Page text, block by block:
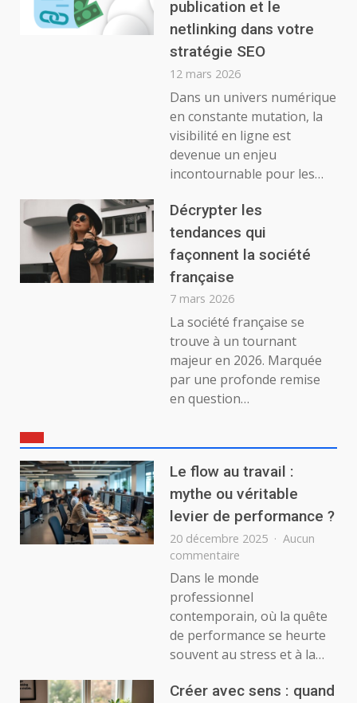
publication et le
netlinking dans votre
stratégie SEO
12 mars 2026
Dans un univers numérique
en constante mutation, la
visibilité en ligne est
devenue un enjeu
incontournable pour les…
Décrypter les
tendances qui
façonnent la société
française
7 mars 2026
La société française se
trouve à un tournant
majeur en 2026. Marquée
par une profonde remise
en question…
Le flow au travail :
mythe ou véritable
levier de performance ?
20 décembre 2025
Aucun
commentaire
Le
flow
au
travail
:
mythe
véritable
Dans le monde
professionnel
contemporain, où la quête
de performance se heurte
souvent au stress et à la…
Créer avec sens : quand